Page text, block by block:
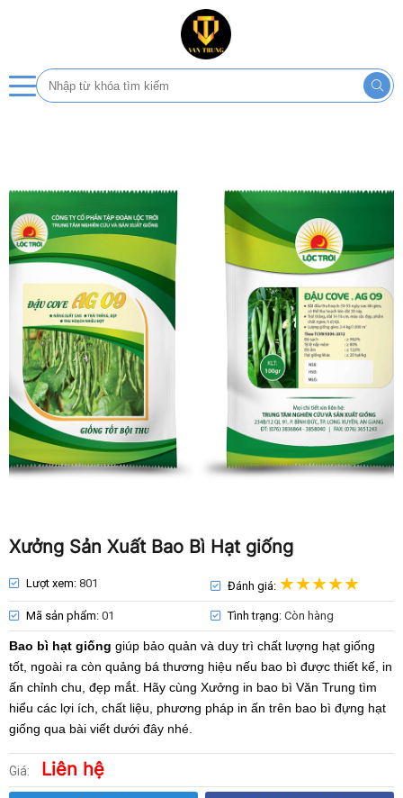
Xưởng Sản Xuất Bao Bì Hạt giống
Lượt xem: 801 Đánh giá:
Mã sản phẩm: 01 Tình trạng: Còn hàng
Bao bì hạt giống giúp bảo quản và duy trì chất lượng hạt giống
tốt, ngoài ra còn quảng bá thương hiệu nếu bao bì được thiết kế, in
ấn chỉnh chu, đẹp mắt. Hãy cùng Xưởng in bao bì Văn Trung tìm
hiểu các lợi ích, chất liệu, phương pháp in ấn trên bao bì đựng hạt
giống qua bài viết dưới đây nhé.
Giá: Liên hệ